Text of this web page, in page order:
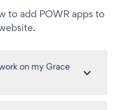
to add POWR apps to
on my Grace